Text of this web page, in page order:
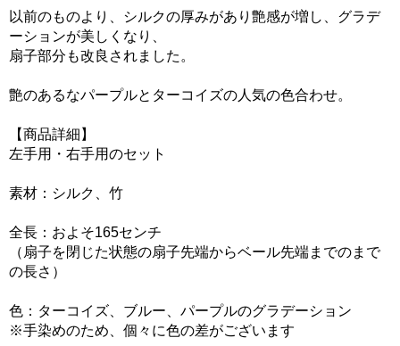
以前のものより、シルクの厚みがあり艶感が増し、グラデ
ーションが美しくなり、
扇子部分も改良されました。
艶のあるなパープルとターコイズの人気の色合わせ。
【商品詳細】
左手用・右手用のセット
素材：シルク、竹
全長：およそ165センチ
（扇子を閉じた状態の扇子先端からベール先端までのまで
の長さ）
色：ターコイズ、ブルー、パープルのグラデーション
※手染めのため、個々に色の差がございます